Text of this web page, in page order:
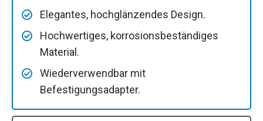
Elegantes, hochglänzendes Design.
Hochwertiges, korrosionsbeständiges
Material.
Wiederverwendbar mit
Befestigungsadapter.